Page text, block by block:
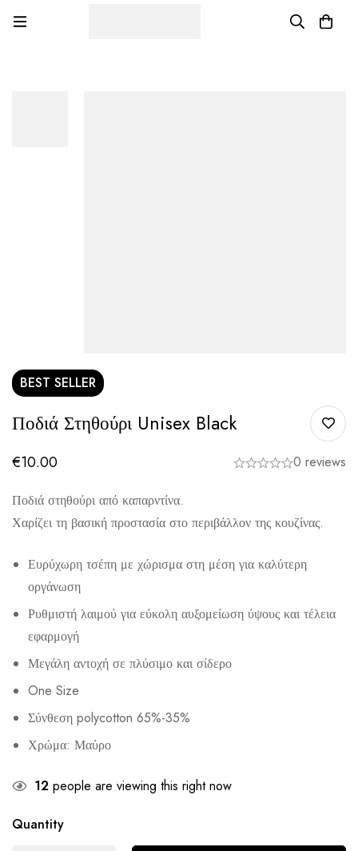
BEST SELLER
Ποδιά Στηθούρι Unisex Black
€10.00 0 reviews
Ποδιά στηθούρι από καπαρντίνα.
Χαρίζει τη βασική προστασία στο περιβάλλον της κουζίνας.
Ευρύχωρη τσέπη με χώρισμα στη μέση για καλύτερη
οργάνωση
Ρυθμιστή λαιμού για εύκολη αυξομείωση ύψους και τέλεια
εφαρμογή
Μεγάλη αντοχή σε πλύσιμο και σίδερο
One Size
Σύνθεση polycotton 65%-35%
Χρώμα: Μαύρο
12 people are viewing this right now
Quantity